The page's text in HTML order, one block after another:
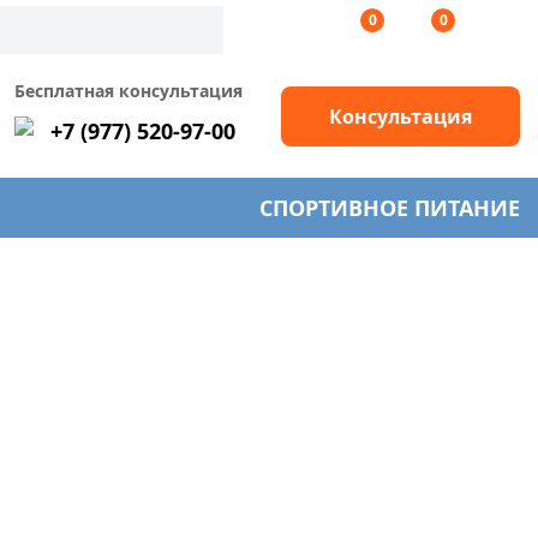
0 0
Бесплатная консультация
+7 (977) 520-97-00 Консультация
СПОРТИВНОЕ ПИТАНИЕ